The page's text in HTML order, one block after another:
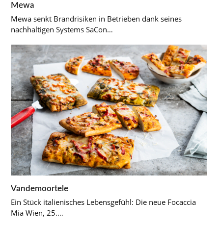
Mewa
Mewa senkt Brandrisiken in Betrieben dank seines
nachhaltigen Systems SaCon…
Vandemoortele
Ein Stück italienisches Lebensgefühl: Die neue Focaccia
Mia Wien, 25.…